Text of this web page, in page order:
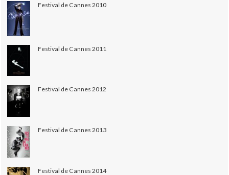
Festival de Cannes 2010
Festival de Cannes 2011
Festival de Cannes 2012
Festival de Cannes 2013
Festival de Cannes 2014